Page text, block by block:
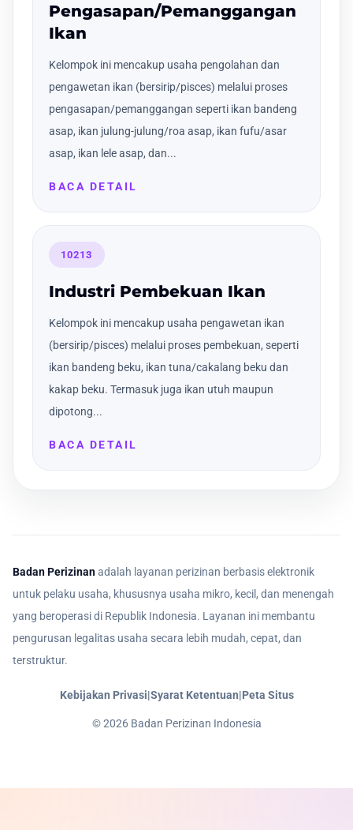
Pengasapan/Pemanggangan
Ikan
Kelompok ini mencakup usaha pengolahan dan
pengawetan ikan (bersirip/pisces) melalui proses
pengasapan/pemanggangan seperti ikan bandeng
asap, ikan julung-julung/roa asap, ikan fufu/asar
asap, ikan lele asap, dan...
BACA DETAIL
10213
Industri Pembekuan Ikan
Kelompok ini mencakup usaha pengawetan ikan
(bersirip/pisces) melalui proses pembekuan, seperti
ikan bandeng beku, ikan tuna/cakalang beku dan
kakap beku. Termasuk juga ikan utuh maupun
dipotong...
BACA DETAIL
Badan Perizinanadalah layanan perizinan berbasis elektronik
untuk pelaku usaha, khususnya usaha mikro, kecil, dan menengah
yang beroperasi di Republik Indonesia. Layanan ini membantu
pengurusan legalitas usaha secara lebih mudah, cepat, dan
terstruktur.
Kebijakan Privasi|Syarat Ketentuan|Peta Situs
©2026Badan Perizinan Indonesia